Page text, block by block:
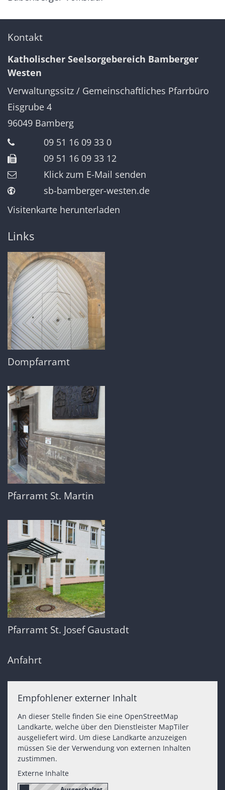
Kontakt
Katholischer Seelsorgebereich Bamberger
Westen
Verwaltungssitz / Gemeinschaftliches Pfarrbüro
Eisgrube 4
96049 Bamberg
09 51 16 09 33 0
09 51 16 09 33 12
Klick zum E-Mail senden
sb-bamberger-westen.de
Visitenkarte herunterladen
Links
Dompfarramt
Pfarramt St. Martin
Pfarramt St. Josef Gaustadt
Anfahrt
Empfohlener externer Inhalt
An dieser Stelle finden Sie eine OpenStreetMap
Landkarte, welche über den Dienstleister MapTiler
ausgeliefert wird. Um diese Landkarte anzuzeigen
müssen Sie der Verwendung von externen Inhalten
zustimmen.
Externe Inhalte